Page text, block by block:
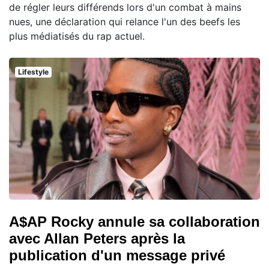
de régler leurs différends lors d'un combat à mains
nues, une déclaration qui relance l'un des beefs les
plus médiatisés du rap actuel.
Lifestyle
A$AP Rocky annule sa collaboration
avec Allan Peters après la
publication d'un message privé